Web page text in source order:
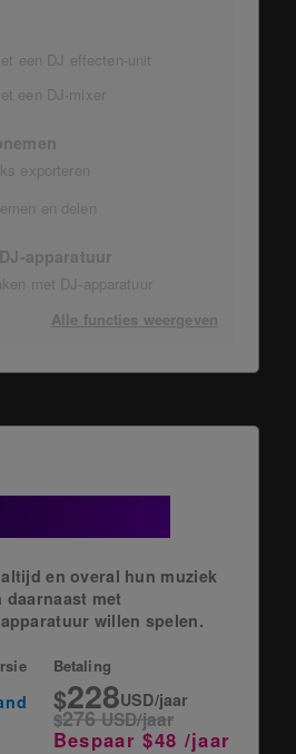
een DJ effecten-unit
een DJ-mixer
exporteren
en delen
apparatuur
met DJ-apparatuur
Alle functies weergeven
Option
en overal hun muziek
daarnaast met
willen spelen.
Betaling
$228USD/jaar
$276USD/jaar
Bespaar $48 /jaar